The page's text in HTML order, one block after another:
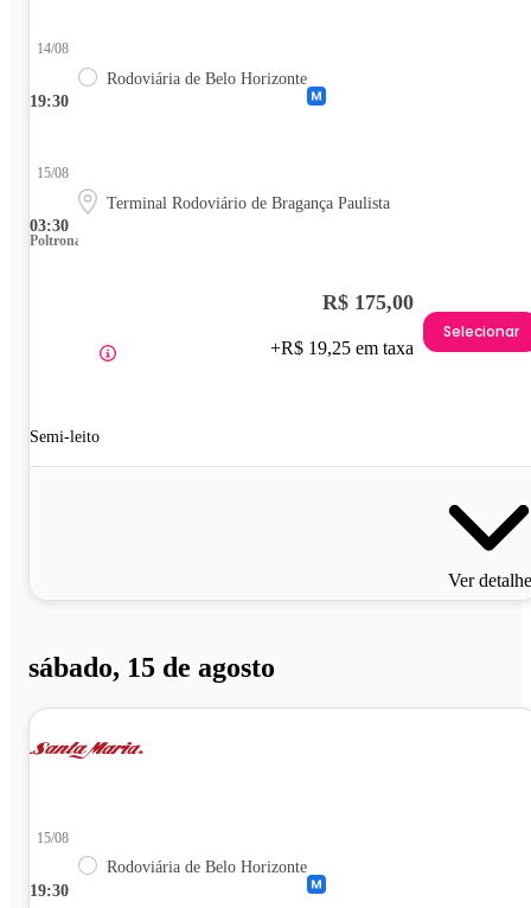
19:30
14/08
Rodoviária de Belo Horizonte
03:30
15/08
Terminal Rodoviário de Bragança Paulista
Poltrona
Semi-leito
R$ 175,00
+R$ 19,25 em taxa
Selecionar
Ver
sábado, 15 de agosto
19:30
15/08
Rodoviária de Belo Horizonte